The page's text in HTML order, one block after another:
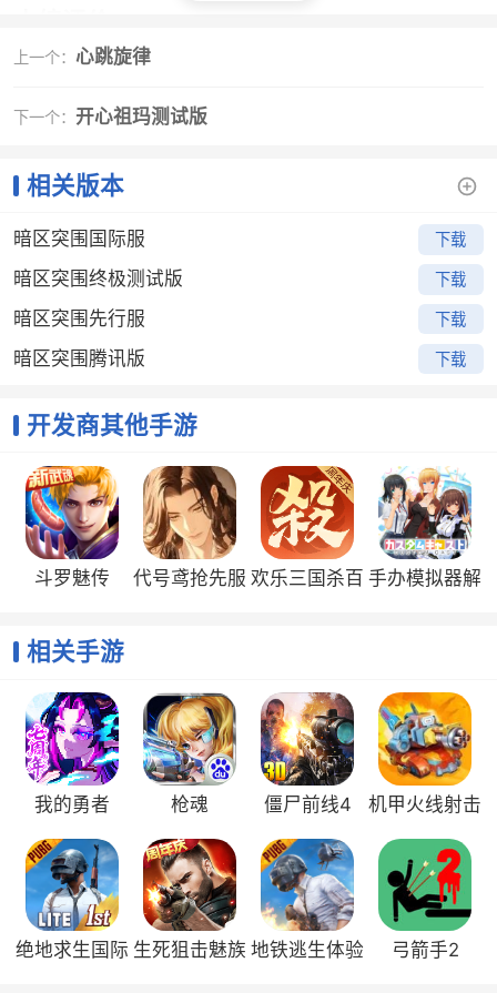
1、暗区突围是一款休闲射击战斗手游，玩家可以在
玩法多样，装备丰富，还有各种剧情可供冒险，快来一
2、这更大的加深了本作就是战地手游的可能性，考
3、电影级别的细腻游戏画面，干净利落的冷冽游戏
风格，加入到这场硬核的突围之中
上一个： 心跳旋律
下一个： 开心祖玛测试版
相关版本
暗区突围国际服 下载
暗区突围终极测试版 下载
暗区突围先行服 下载
暗区突围腾讯版 下载
开发商其他手游
斗罗魅传 代号鸢抢先服 欢乐三国杀百 手办模拟器解
相关手游
我的勇者 枪魂 僵尸前线4
机甲火线射击
中文版
绝地求生国际 生死狙击魅族 地铁逃生体验
弓箭手2